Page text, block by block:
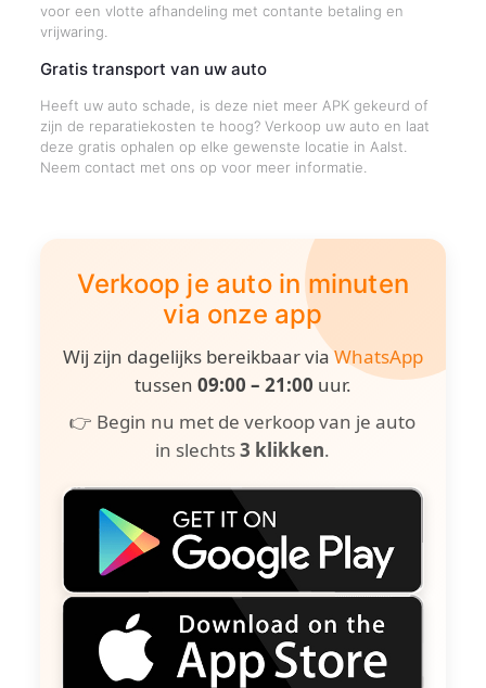
voor een vlotte afhandeling met contante betaling en
vrijwaring.
Gratis transport van uw auto
Heeft uw auto schade, is deze niet meer APK gekeurd of
zijn de reparatiekosten te hoog? Verkoop uw auto en laat
deze gratis ophalen op elke gewenste locatie in Aalst.
Neem contact met ons op voor meer informatie.
Verkoop je auto in minuten
via onze app
Wij zijn dagelijks bereikbaar viaWhatsApp
tussen 09:00 – 21:00 uur.
👉 Begin nu met de verkoop van je auto
in slechts3 klikken.